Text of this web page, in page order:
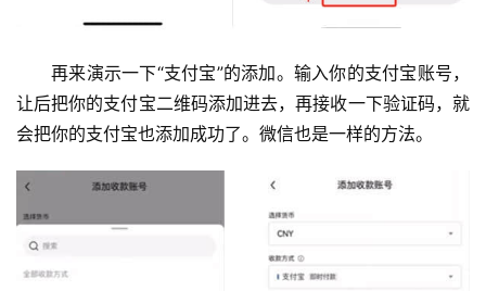
再来演示一下“支付宝”的添加。输入你的支付宝账号，
让后把你的支付宝二维码添加进去，再接收一下验证码，就
会把你的支付宝也添加成功了。微信也是一样的方法。